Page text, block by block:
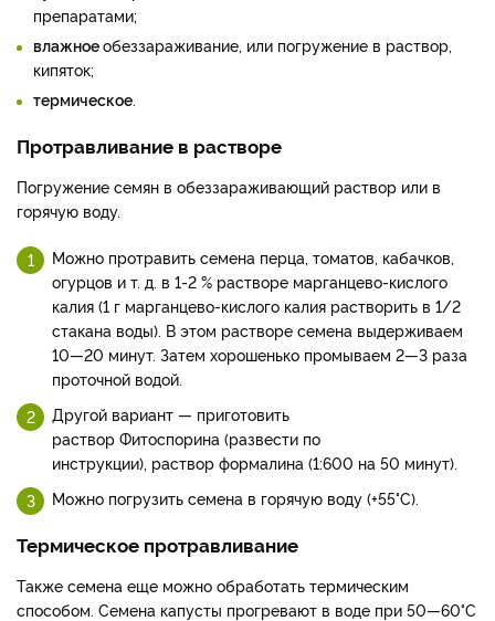
препаратами;
влажноеобеззараживание, или погружение в раствор,
кипяток;
термическое.
Протравливание в растворе
Погружение семян в обеззараживающий раствор или в
горячую воду.
Можно протравить семена перца, томатов, кабачков,
огурцов и т. д. в 1-2 % растворе марганцево-кислого
калия (1 г марганцево-кислого калия растворить в 1/2
стакана воды). В этом растворе семена выдерживаем
10—20 минут. Затем хорошенько промываем 2—3 раза
проточной водой.
Другой вариант — приготовить
раствор Фитоспорина (развести по
инструкции), раствор формалина (1:600 на 50 минут).
Можно погрузить семена в горячую воду (+55°C).
Термическое протравливание
Также семена еще можно обработать термическим
способом. Семена капусты прогревают в воде при 50—60°С